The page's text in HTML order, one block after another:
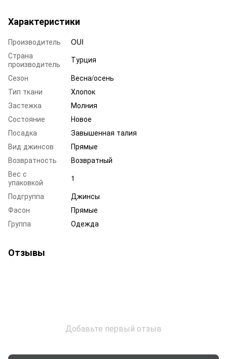
Характеристики
Производитель
OUI
Страна
производитель
Турция
Сезон
Весна/осень
Тип ткани
Хлопок
Застежка
Молния
Состояние
Новое
Посадка
Завышенная талия
Вид джинсов
Прямые
Возвратность
Возвратный
Вес с
упаковкой
1
Подгруппа
Джинсы
Фасон
Прямые
Группа
Одежда
Отзывы
Добавьте первый отзыв